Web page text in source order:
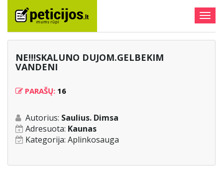
NE!!!SKALUNO DUJOM.GELBEKIM
VANDENI
PARAŠŲ: 16
Autorius: Saulius. Dimsa
Adresuota: Kaunas
Kategorija: Aplinkosauga